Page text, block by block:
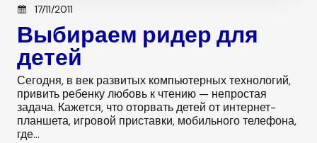
Posted on
17/11/2011
Выбираем ридер для
детей
Сегодня, в век развитых компьютерных технологий,
привить ребенку любовь к чтению — непростая
задача. Кажется, что оторвать детей от интернет-
планшета, игровой приставки, мобильного телефона,
где…